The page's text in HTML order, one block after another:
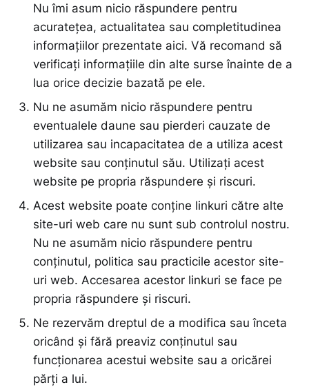
Nu îmi asum nicio răspundere pentru
acuratețea, actualitatea sau completitudinea
informațiilor prezentate aici. Vă recomand să
verificați informațiile din alte surse înainte de a
lua orice decizie bazată pe ele.
Nu ne asumăm nicio răspundere pentru
eventualele daune sau pierderi cauzate de
utilizarea sau incapacitatea de a utiliza acest
website sau conținutul său. Utilizați acest
website pe propria răspundere și riscuri.
Acest website poate conține linkuri către alte
site-uri web care nu sunt sub controlul nostru.
Nu ne asumăm nicio răspundere pentru
conținutul, politica sau practicile acestor site-
uri web. Accesarea acestor linkuri se face pe
propria răspundere și riscuri.
Ne rezervăm dreptul de a modifica sau înceta
oricând și fără preaviz conținutul sau
funcționarea acestui website sau a oricărei
părți a lui.